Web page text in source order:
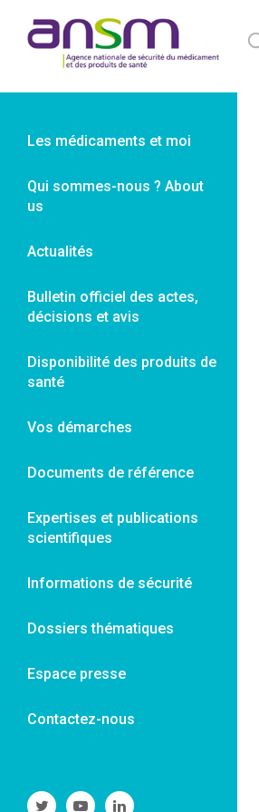
Les médicaments et moi
Qui sommes-nous ? About
us
Actualités
Bulletin officiel des actes,
décisions et avis
Disponibilité des produits de
santé
Vos démarches
Documents de référence
Expertises et publications
scientifiques
Informations de sécurité
Dossiers thématiques
Espace presse
Contactez-nous
SuivreSuivreSuivre